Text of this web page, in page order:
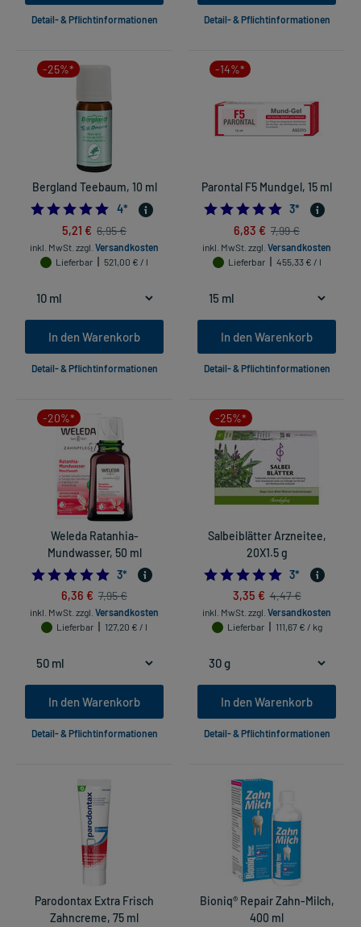
Detail- & Pflichtinformationen Detail- & Pflichtinformationen
-25%*
Bergland Teebaum, 10 ml
4.75
4*
5,21 € 6,95 €
inkl. MwSt. zzgl. Versandkosten
Lieferbar
521,00 € / l
In den Warenkorb
Detail- & Pflichtinformationen
-14%*
Parontal F5 Mundgel, 15 ml
5.0
3*
6,83 € 7,99 €
inkl. MwSt. zzgl. Versandkosten
Lieferbar
455,33 € / l
In den Warenkorb
Detail- & Pflichtinformationen
-20%*
Weleda Ratanhia-
Mundwasser, 50 ml
5.0
3*
6,36 € 7,95 €
inkl. MwSt. zzgl. Versandkosten
Lieferbar
127,20 € / l
In den Warenkorb
Detail- & Pflichtinformationen
-25%*
Salbeiblätter Arzneitee,
20X1.5 g
5.0
3*
3,35 € 4,47 €
inkl. MwSt. zzgl. Versandkosten
Lieferbar
111,67 € / kg
In den Warenkorb
Detail- & Pflichtinformationen
Parodontax Extra Frisch
Zahncreme, 75 ml
Bioniq® Repair Zahn-Milch,
400 ml